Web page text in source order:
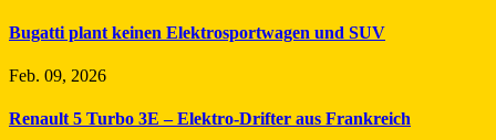
Bugatti plant keinen Elektrosportwagen und SUV
Feb. 09, 2026
Renault 5 Turbo 3E – Elektro-Drifter aus Frankreich